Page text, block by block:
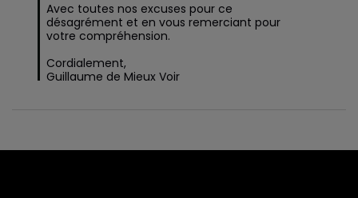
Avec toutes nos excuses pour ce
désagrément et en vous remerciant pour
votre compréhension.
Cordialement,
Guillaume de Mieux Voir